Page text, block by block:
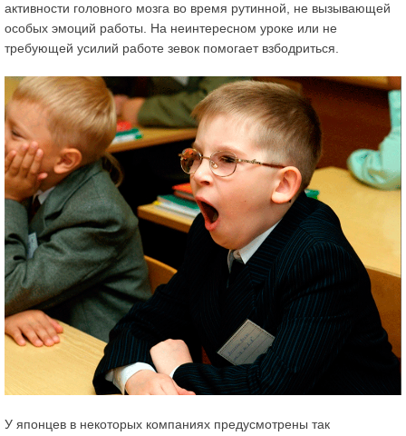
активности головного мозга во время рутинной, не вызывающей
особых эмоций работы. На неинтересном уроке или не
требующей усилий работе зевок помогает взбодриться
У японцев в некоторых компаниях предусмотрены так